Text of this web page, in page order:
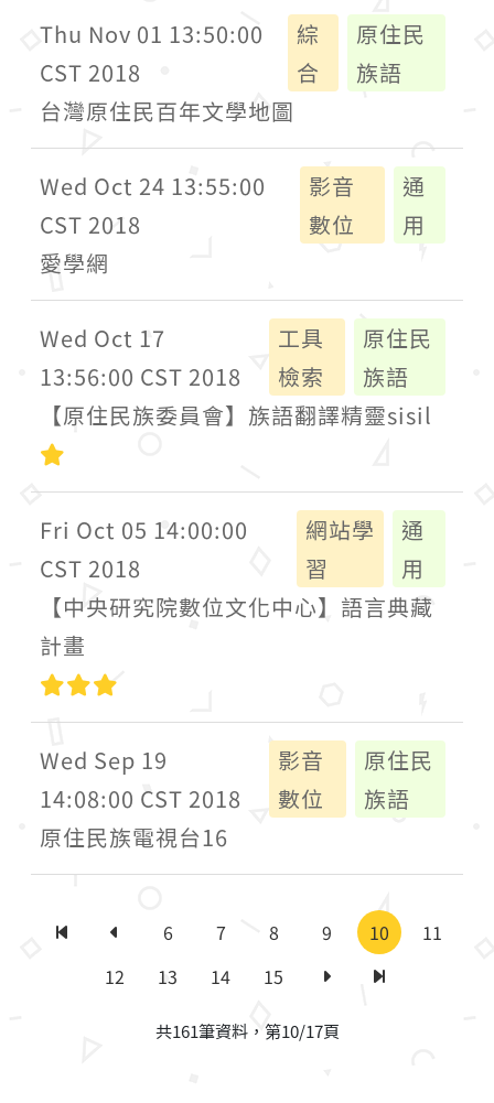
Thu Nov 01 13:50:00
CST 2018
綜
合
原住民
族語
台灣原住民百年文學地圖
Wed Oct 24 13:55:00
CST 2018
影音
數位
通
用
愛學網
Wed Oct 17
13:56:00 CST 2018
工具
檢索
原住民
族語
【原住民族委員會】族語翻譯精靈sisil
Fri Oct 05 14:00:00
CST 2018
網站學
習
通
用
【中央研究院數位文化中心】語言典藏
計畫
Wed Sep 19
14:08:00 CST 2018
影音
數位
原住民
族語
原住民族電視台16
第一頁 上一頁
6 7 8 9 10
11
12
13 14 15
下一頁最後一頁
共161筆資料，第10/17頁